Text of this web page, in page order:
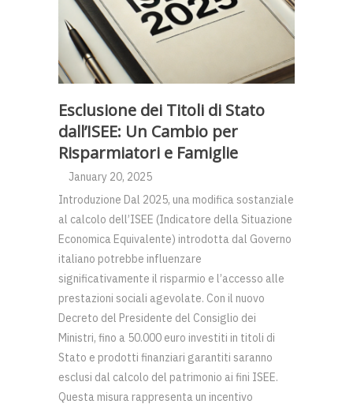
Esclusione dei Titoli di Stato
dall’ISEE: Un Cambio per
Risparmiatori e Famiglie
January 20, 2025
Introduzione Dal 2025, una modifica sostanziale
al calcolo dell’ISEE (Indicatore della Situazione
Economica Equivalente) introdotta dal Governo
italiano potrebbe influenzare
significativamente il risparmio e l’accesso alle
prestazioni sociali agevolate. Con il nuovo
Decreto del Presidente del Consiglio dei
Ministri, fino a 50.000 euro investiti in titoli di
Stato e prodotti finanziari garantiti saranno
esclusi dal calcolo del patrimonio ai fini ISEE.
Questa misura rappresenta un incentivo